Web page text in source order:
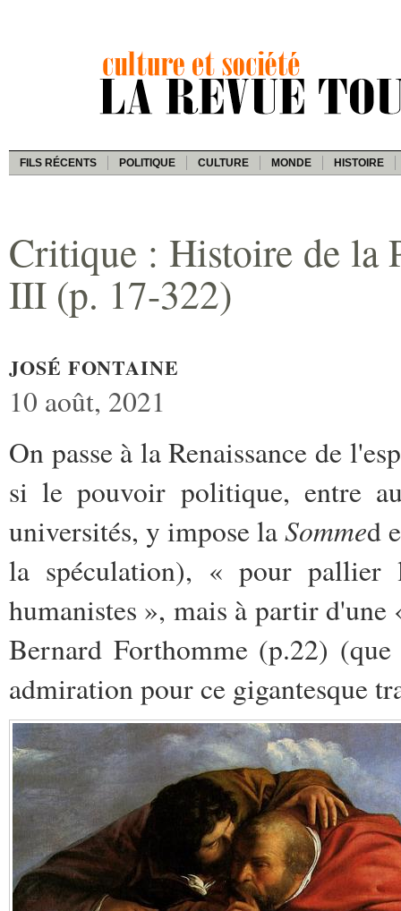
FILS RÉCENTS POLITIQUE CULTURE MONDE HISTOIRE
Critique : Histoire de la
III (p. 17-322)
JOSÉ FONTAINE
10 août, 2021
On passe à la Renaissance de
si le pouvoir politique, entre
universités, y impose laSommed
la spéculation), « pour pallier
humanistes », mais à partir d'une
Bernard Forthomme (p.22)
admiration pour ce gigantesque